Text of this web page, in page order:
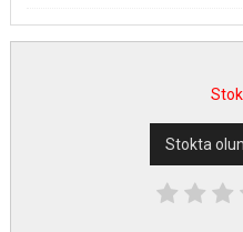
Stokta